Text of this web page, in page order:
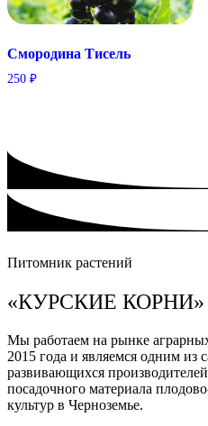
Смородина Тисель
250 ₽
Питомник растений
«КУРСКИЕ КОРНИ»
Мы работаем на рынке
2015 года и являемся одним из
развивающихся
посадочного материала
культур в Черноземье.